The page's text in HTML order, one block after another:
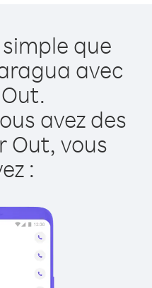
que
avec
avez des
Out, vous
: